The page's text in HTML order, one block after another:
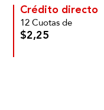
Crédito directo
12 Cuotas de
$2,25